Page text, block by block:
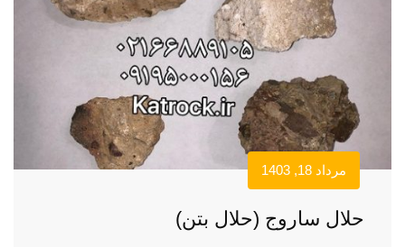
مرداد 18, 1403
حلال ساروج (حلال بتن)